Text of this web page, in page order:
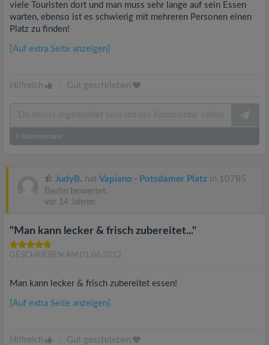
viele Touristen dort und man muss sehr lange auf sein Essen
warten, ebenso ist es schwierig mit mehreren Personen einen
Platz zu finden!
[Auf extra Seite anzeigen]
Hilfreich Gut geschrieben
0 Kommentare
JudyB. hat Vapiano · Potsdamer Platz in 10785
Berlin bewertet.
vor 14 Jahren
"Man kann lecker & frisch zubereitet..."
GESCHRIEBEN AM 01.06.2012
Man kann lecker & frisch zubereitet essen!
[Auf extra Seite anzeigen]
Hilfreich Gut geschrieben